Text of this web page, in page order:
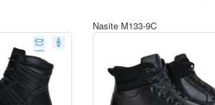
Nasite M133-9C